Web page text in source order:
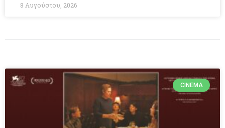
8 Αυγούστου, 2026
CINEMA